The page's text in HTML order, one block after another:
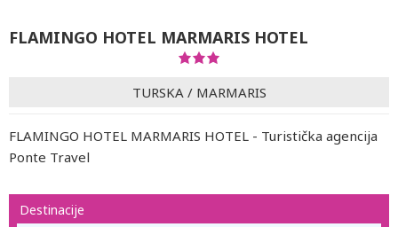
FLAMINGO HOTEL MARMARIS HOTEL
TURSKA / MARMARIS
FLAMINGO HOTEL MARMARIS HOTEL - Turistička agencija
Ponte Travel
Destinacije